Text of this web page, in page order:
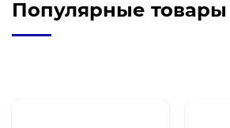
Популярные товары